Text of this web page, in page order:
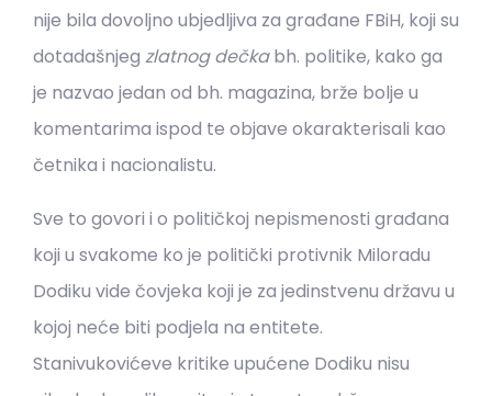
nije bila dovoljno ubjedljiva za građane FBiH, koji su
dotadašnjeg zlatnog dečkabh. politike, kako ga
je nazvao jedan od bh. magazina, brže bolje u
komentarima ispod te objave okarakterisali kao
četnika i nacionalistu.
Sve to govori i o političkoj nepismenosti građana
koji u svakome ko je politički protivnik Miloradu
Dodiku vide čovjeka koji je za jedinstvenu državu u
kojoj neće biti podjela na entitete.
Stanivukovićeve kritike upućene Dodiku nisu